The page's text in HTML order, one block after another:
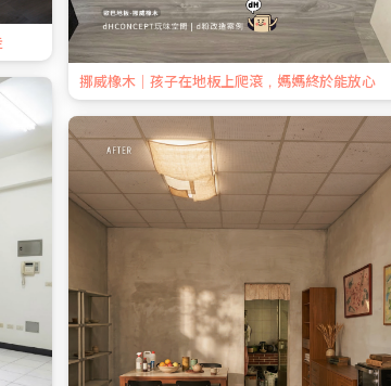
挪威橡木｜孩子在地板上爬滾，媽媽終於能放心